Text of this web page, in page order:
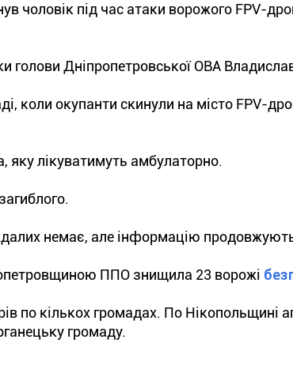
чоловік під час атаки ворожого FPV-
голови Дніпропетровської ОВА
коли окупанти скинули на місто FPV-
лікуватимуть амбулаторно.
немає, але інформацію
ППО знищила 23 ворожі
по кількох громадах. По Нікопольщині
громаду.